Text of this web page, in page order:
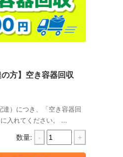
の方】空き容器回収
）につき、「空き容器回
入れてください。 ...
数量: - +